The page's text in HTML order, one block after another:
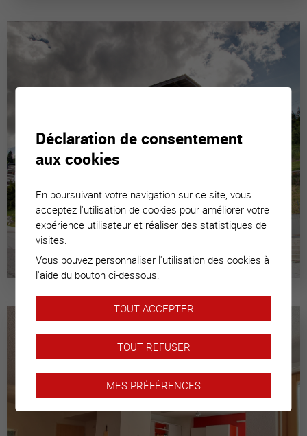
Déclaration de consentement
aux cookies
En poursuivant votre navigation sur ce site, vous
acceptez l'utilisation de cookies pour améliorer votre
expérience utilisateur et réaliser des statistiques de
visites.
Vous pouvez personnaliser l'utilisation des cookies à
l'aide du bouton ci-dessous.
TOUT ACCEPTER
TOUT REFUSER
MES PRÉFÉRENCES